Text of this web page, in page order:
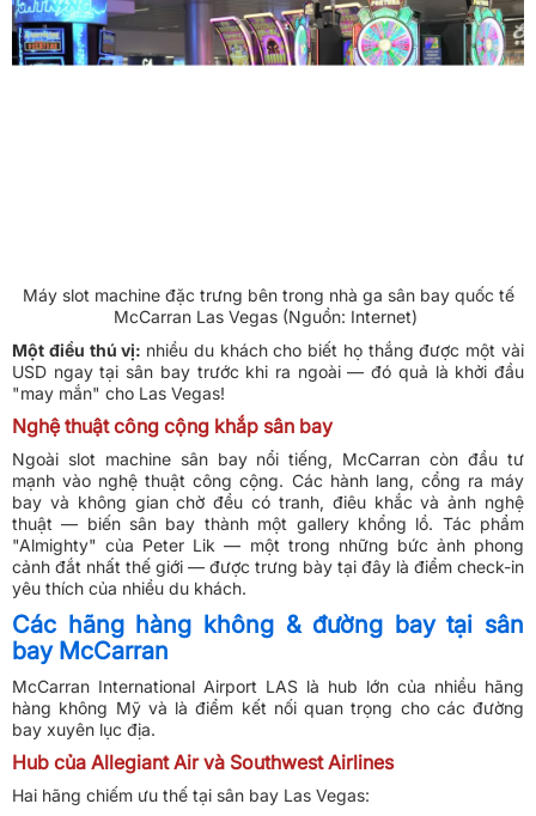
Máy slot machine đặc trưng bên trong nhà ga sân bay quốc tế
McCarran Las Vegas (Nguồn: Internet)
Một điều thú vị: nhiều du khách cho biết họ thắng được một vài
USD ngay tại sân bay trước khi ra ngoài — đó quả là khởi đầu
"may mắn" cho Las Vegas!
Nghệ thuật công cộng khắp sân bay
Ngoài slot machine sân bay nổi tiếng, McCarran còn đầu tư
mạnh vào nghệ thuật công cộng. Các hành lang, cổng ra máy
bay và không gian chờ đều có tranh, điêu khắc và ảnh nghệ
thuật — biến sân bay thành một gallery khổng lồ. Tác phẩm
"Almighty" của Peter Lik — một trong những bức ảnh phong
cảnh đắt nhất thế giới — được trưng bày tại đây là điểm check-in
yêu thích của nhiều du khách.
Các hãng hàng không & đường bay tại sân
bay McCarran
McCarran International Airport LAS là hub lớn của nhiều hãng
hàng không Mỹ và là điểm kết nối quan trọng cho các đường
bay xuyên lục địa.
Hub của Allegiant Air và Southwest Airlines
Hai hãng chiếm ưu thế tại sân bay Las Vegas: